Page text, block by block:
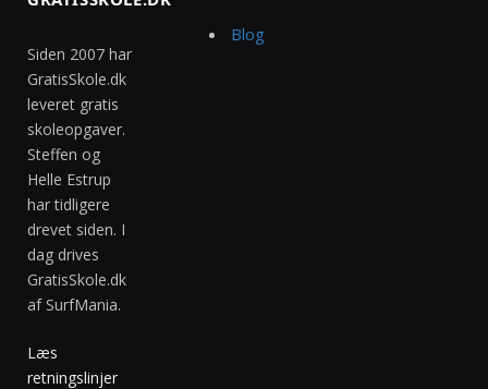
Siden 2007 har
GratisSkole.dk
leveret gratis
skoleopgaver.
Steffen og
Helle Estrup
har tidligere
drevet siden. I
dag drives
GratisSkole.dk
af SurfMania.
Læs
retningslinjer
Blog